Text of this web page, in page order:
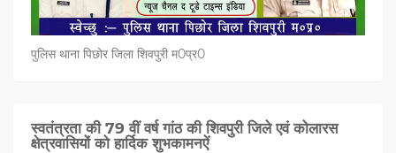
पुलिस थाना पिछोर जिला शिवपुरी म0प्र0
स्वतंत्रता की 79 वीं वर्ष गांठ की शिवपुरी जिले एवं कोलारस
क्षेत्रवासियों को हार्दिक शुभकामनऐं